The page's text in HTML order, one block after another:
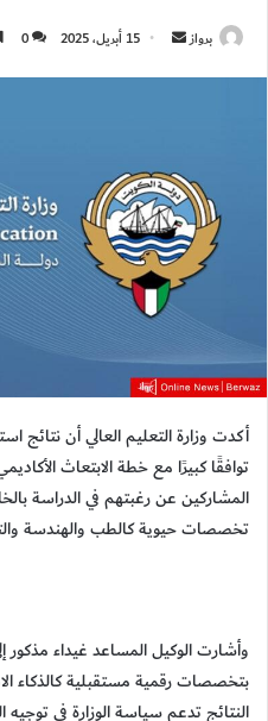
برواز
أرسل 15 أبريل، 2025 0
أكدت وزارة التعليم العالي أن نتائج
المشاركين عن رغبتهم في الدراسة
تخصصات حيوية كالطب والهندسة
بتخصصات رقمية مستقبلية كالذكاء
النتائج تدعم سياسة الوزارة في